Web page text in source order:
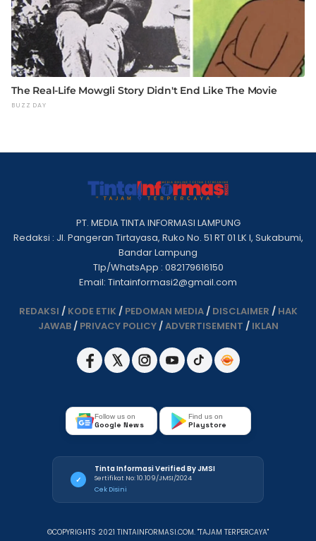
PT. MEDIA TINTA INFORMASI LAMPUNG
Redaksi : Jl. Pangeran Tirtayasa, Ruko No. 51 RT 01 LK I, Sukabumi,
Bandar Lampung
Tlp/WhatsApp : 082179616150
Email: Tintainformasi2@gmail.com
REDAKSI / KODE ETIK / PEDOMAN MEDIA/ DISCLAIMER / HAK
JAWAB/ PRIVACY POLICY/ADVERTISEMENT / IKLAN
Follow us on
Google News
Find us on
Playstore
✓
Tinta Informasi Verified By JMSI
Sertifikat No: 10.109/JMSI/2024
Cek Disini
©COPYRIGHTS 2021 TINTAINFORMASI.COM. "TAJAM TERPERCAYA"